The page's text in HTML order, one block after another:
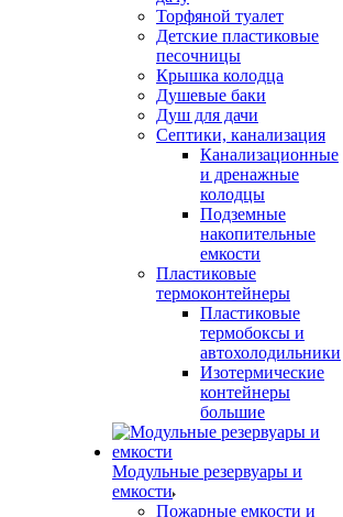
Торфяной туалет
Детские пластиковые
песочницы
Крышка колодца
Душевые баки
Душ для дачи
Септики, канализация
Канализационные
и дренажные
колодцы
Подземные
накопительные
емкости
Пластиковые
термоконтейнеры
Пластиковые
термобоксы и
автохолодильники
Изотермические
контейнеры
большие
Модульные резервуары и
емкости
Пожарные емкости и